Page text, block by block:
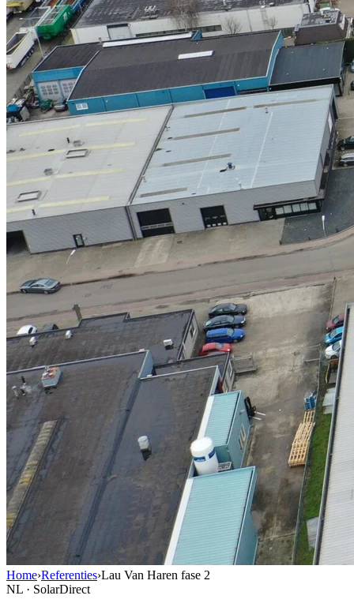
Home›Referenties›Lau Van Haren fase 2
NL · SolarDirect